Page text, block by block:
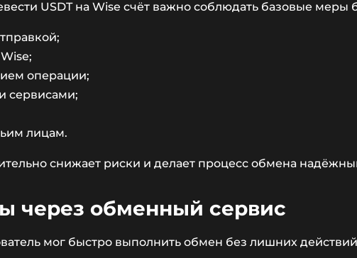
USDT на Wise счёт важно соблюдать базовые меры
операции;
сервисами;
лицам.
снижает риски и делает процесс обмена
через обменный сервис
мог быстро выполнить обмен без лишних